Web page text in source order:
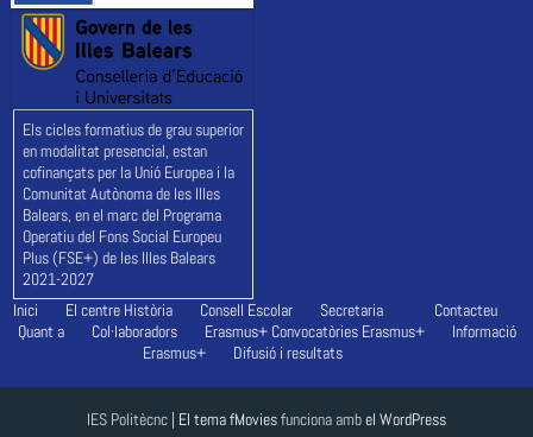
Els cicles formatius de grau superior
en modalitat presencial, estan
cofinançats per la Unió Europea i la
Comunitat Autònoma de les Illes
Balears, en el marc del Programa
Operatiu del Fons Social Europeu
Plus (FSE+) de les Illes Balears
2021-2027
Inici
El centre Història Consell Escolar Secretaria
Contacteu
Quant a
Col·laboradors Erasmus+ Convocatòries Erasmus+
Informació
Erasmus+
Difusió i resultats
IES Politècnc | El tema fMoviesfunciona ambel WordPress